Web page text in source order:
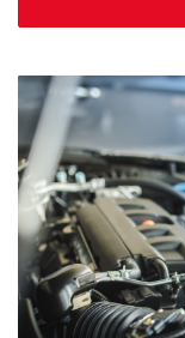
акціями,